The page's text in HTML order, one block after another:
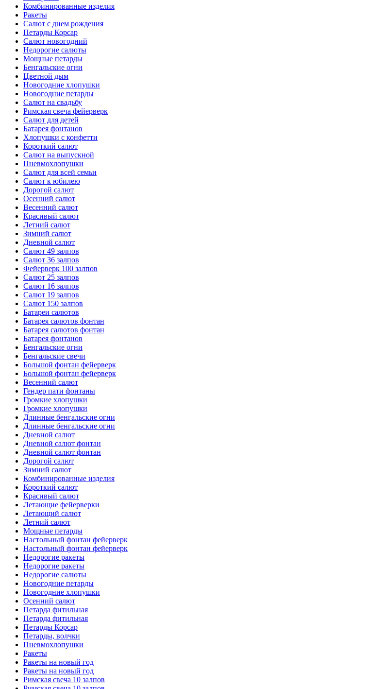
Комбинированные изделия
Ракеты
Салют с днем рождения
Петарды Корсар
Салют новогодний
Недорогие салюты
Мощные петарды
Бенгальские огни
Цветной дым
Новогодние хлопушки
Новогодние петарды
Салют на свадьбу
Римская свеча фейерверк
Салют для детей
Батарея фонтанов
Хлопушки с конфетти
Короткий салют
Салют на выпускной
Пневмохлопушки
Салют для всей семьи
Салют к юбилею
Дорогой салют
Осенний салют
Весенний салют
Красивый салют
Летний салют
Зимний салют
Дневной салют
Салют 49 залпов
Салют 36 залпов
Фейерверк 100 залпов
Салют 25 залпов
Салют 16 залпов
Салют 19 залпов
Салют 150 залпов
Батареи салютов
Батарея салютов фонтан
Батарея салютов фонтан
Батарея фонтанов
Бенгальские огни
Бенгальские свечи
Большой фонтан фейерверк
Большой фонтан фейерверк
Весенний салют
Гендер пати фонтаны
Громкие хлопушки
Громкие хлопушки
Длинные бенгальские огни
Длинные бенгальские огни
Дневной салют
Дневной салют фонтан
Дневной салют фонтан
Дорогой салют
Зимний салют
Комбинированные изделия
Короткий салют
Красивый салют
Летающие фейерверки
Летающий салют
Летний салют
Мощные петарды
Настольный фонтан фейерверк
Настольный фонтан фейерверк
Недорогие ракеты
Недорогие ракеты
Недорогие салюты
Новогодние петарды
Новогодние хлопушки
Осенний салют
Петарда фитильная
Петарда фитильная
Петарды Корсар
Петарды, волчки
Пневмохлопушки
Ракеты
Ракеты на новый год
Ракеты на новый год
Римская свеча 10 залпов